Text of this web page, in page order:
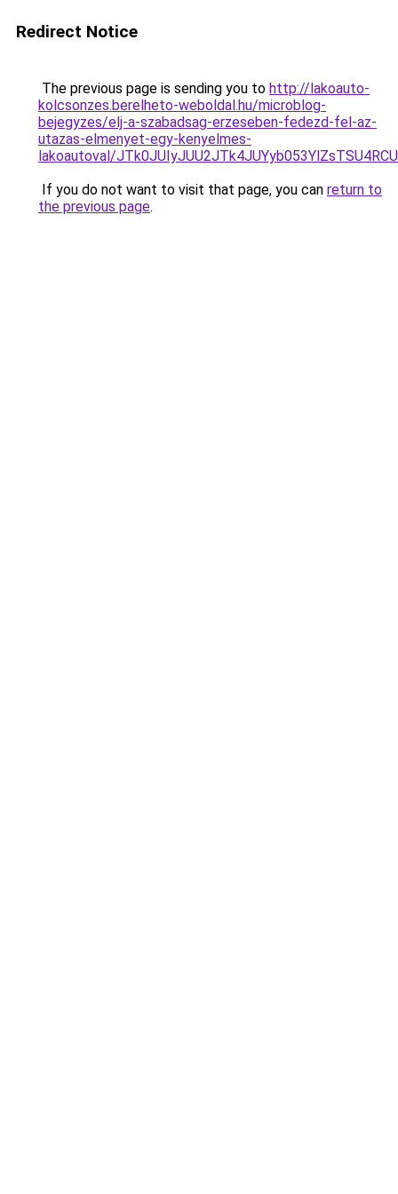
Redirect Notice
The previous page is sending you to http://lakoauto-
kolcsonzes.berelheto-weboldal.hu/microblog-
bejegyzes/elj-a-szabadsag-erzeseben-fedezd-fel-az-
utazas-elmenyet-egy-kenyelmes-
lakoautoval/
If you do not want to visit that page, you can return to
the previous page.